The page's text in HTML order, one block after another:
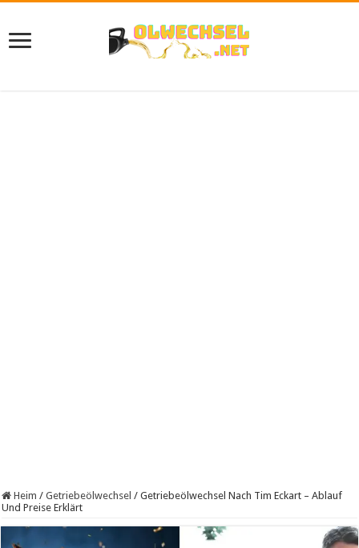
Heim / Getriebeölwechsel / Getriebeölwechsel Nach Tim Eckart – Ablauf
Und Preise Erklärt